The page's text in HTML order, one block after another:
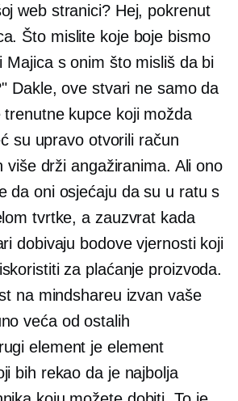
web stranici? Hej, pokrenut
Što mislite koje boje bismo
Majicas onim što misliš da bi
Dakle, ove stvari ne samo da
trenutne kupce koji možda
su upravo otvorili račun
više drži angažiranima. Ali ono
da oni osjećaju da su u ratu s
tvrtke, a zauzvrat kada
dobivaju bodove vjernosti koji
za plaćanje proizvoda.
na mindshareu izvan vaše
veća od ostalih
element je element
bih rekao da je najbolja